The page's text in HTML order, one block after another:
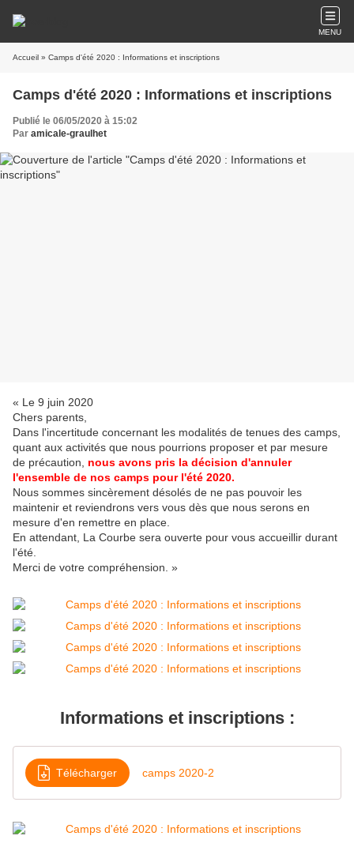
MENU
Accueil » Camps d'été 2020 : Informations et inscriptions
Camps d'été 2020 : Informations et inscriptions
Publié le 06/05/2020 à 15:02
Par amicale-graulhet
« Le 9 juin 2020
Chers parents,
Dans l'incertitude concernant les modalités de tenues des camps,
quant aux activités que nous pourrions proposer et par mesure
de précaution, nous avons pris la décision d'annuler
l'ensemble de nos camps pour l'été 2020.
Nous sommes sincèrement désolés de ne pas pouvoir les
maintenir et reviendrons vers vous dès que nous serons en
mesure d'en remettre en place.
En attendant, La Courbe sera ouverte pour vous accueillir durant
l'été.
Merci de votre compréhension. »
Informations et inscriptions :
Télécharger camps 2020-2